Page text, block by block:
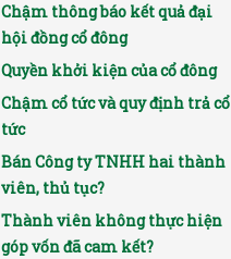
Chậm thông báo kết quả đại
hội đồng cổ đông
Quyền khởi kiện của cổ đông
Chậm cổ tức và quy định trả cổ
tức
Bán Công ty TNHH hai thành
viên, thủ tục?
Thành viên không thực hiện
góp vốn đã cam kết?